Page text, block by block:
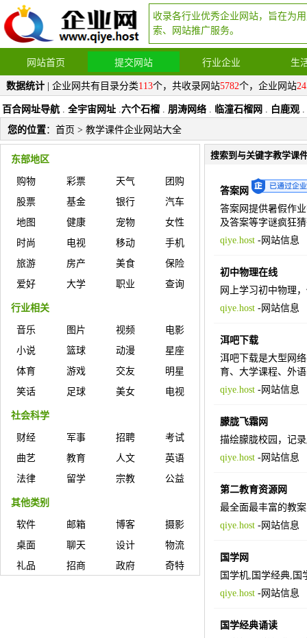
收录各行业优秀企业网站，旨在为
索、网站推广服务。
网站首页 提交网站 行业企业 生
数据统计 | 企业网共有目录分类113个，共收录网站5782个，企业网站
百合网址导航 . 全宇宙网址 .六个石榴 . 朋涛网络 . 临潼石榴网 . 白鹿观 .
您的位置： 首页 > 教学课件企业网站大全
东部地区
购物 彩票 天气
团购
股票
基金 银行
汽车
地图
健康 宠物
女性
时尚
电视 移动
手机
旅游
房产 美食
保险
爱好
大学 职业 查询
行业相关
音乐 图片 视频
电影
小说
篮球 动漫
星座
体育
游戏 交友
明星
笑话
足球 美女 电视
社会科学
财经 军事 招聘
考试
曲艺
教育 人文
英语
法律
留学 宗教 公益
其他类别
软件 邮箱 博客
摄影
桌面
聊天 设计
物流
礼品
招商 政府 奇特
搜索到与关键字教学课
答案网
答案网提供暑假作
及答案等字谜疯狂
qiye.host-网站信息
初中物理在线
网上学习初中物理
qiye.host-网站信息
洱吧下载
洱吧下载是大型网
育、大学课程、外
qiye.host-网站信息
朦胧飞霜网
描绘朦胧校园，记
qiye.host-网站信息
第二教育资源网
最全面最丰富的教
qiye.host-网站信息
国学网
国学机,国学经典,国
qiye.host-网站信息
国学经典诵读